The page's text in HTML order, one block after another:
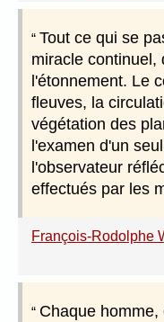
Tout ce qui se
miracle continuel,
l'étonnement. Le
fleuves, la
végétation des
l'examen d'un
l'observateur
effectués par les
François-Rodolphe
Chaque